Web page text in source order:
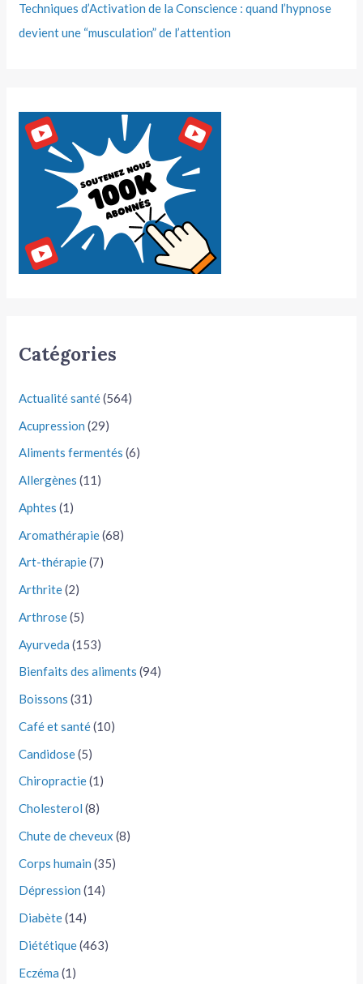
Techniques d’Activation de la Conscience : quand l’hypnose
devient une “musculation” de l’attention
Catégories
Actualité santé(564)
Acupression (29)
Aliments fermentés (6)
Allergènes (11)
Aphtes (1)
Aromathérapie(68)
Art-thérapie(7)
Arthrite(2)
Arthrose(5)
Ayurveda (153)
Bienfaits des aliments (94)
Boissons (31)
Café et santé(10)
Candidose(5)
Chiropractie(1)
Cholesterol (8)
Chute de cheveux (8)
Corps humain (35)
Dépression (14)
Diabète(14)
Diététique(463)
Eczéma (1)